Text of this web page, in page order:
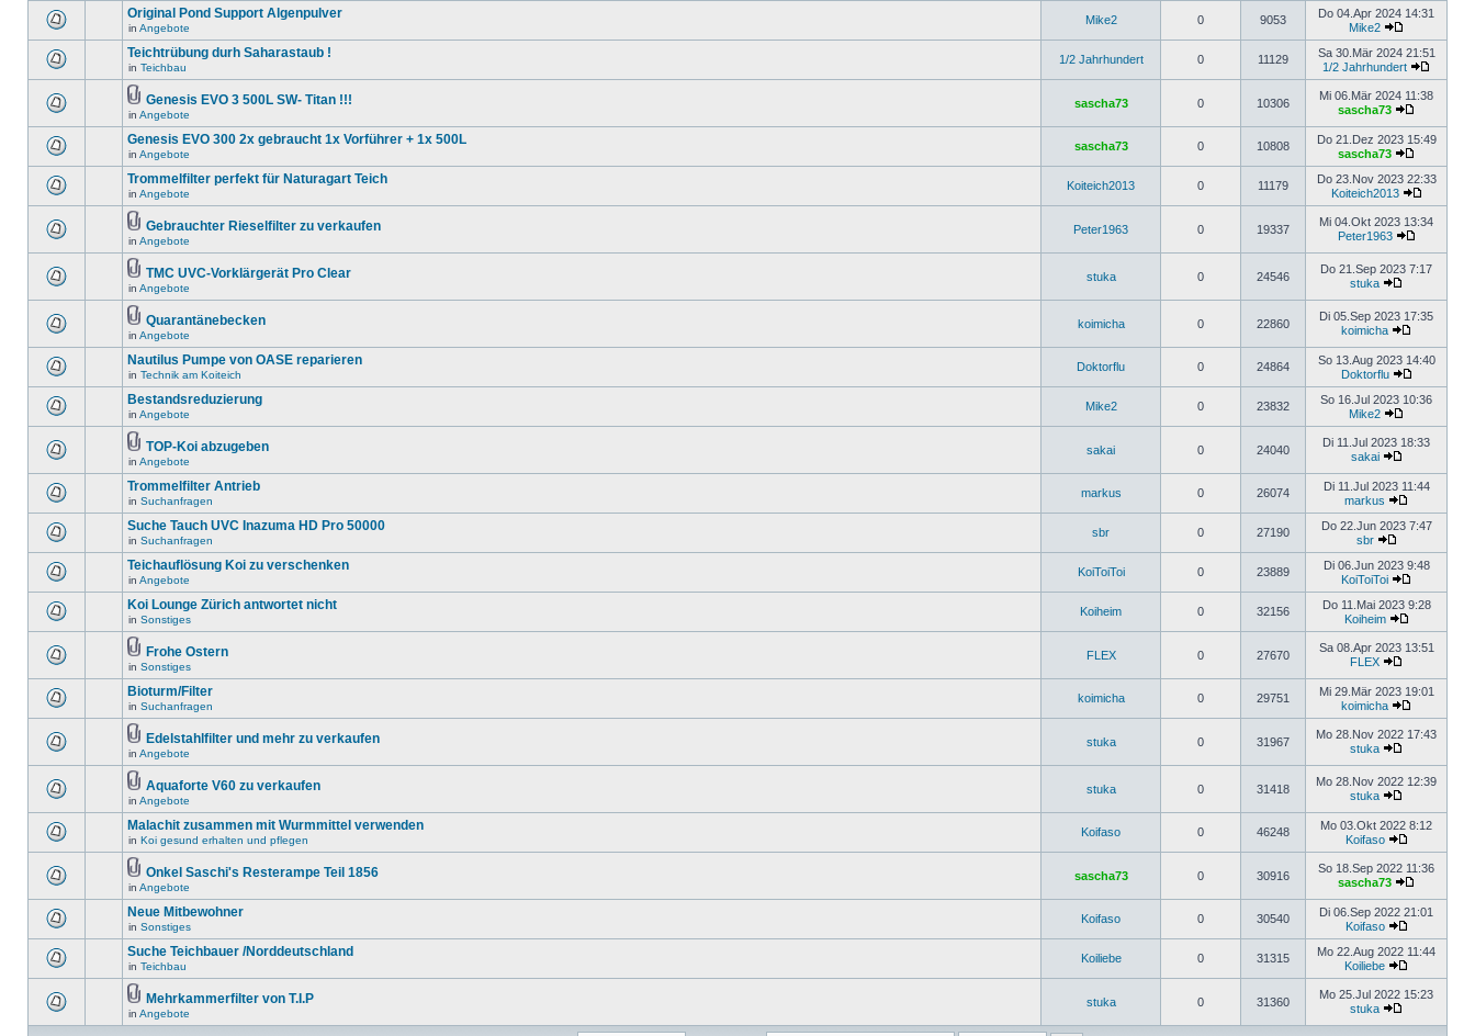
Original Pond Support Algenpulver
in Angebote
Mike2 0 9053
Do 04.Apr 2024 14:31
Mike2
Teichtrübung durh Saharastaub !
in Teichbau
1/2 Jahrhundert 0 11129
Sa 30.Mär 2024 21:51
1/2 Jahrhundert
Genesis EVO 3 500L SW- Titan !!!
in Angebote
sascha73 0 10306
Mi 06.Mär 2024 11:38
sascha73
Genesis EVO 300 2x gebraucht 1x Vorführer + 1x 500L
in Angebote
sascha73 0 10808
Do 21.Dez 2023 15:49
sascha73
Trommelfilter perfekt für Naturagart Teich
in Angebote
Koiteich2013 0 11179
Do 23.Nov 2023 22:33
Koiteich2013
Gebrauchter Rieselfilter zu verkaufen
in Angebote
Peter1963 0 19337
Mi 04.Okt 2023 13:34
Peter1963
TMC UVC-Vorklärgerät Pro Clear
in Angebote
stuka 0 24546
Do 21.Sep 2023 7:17
stuka
Quarantänebecken
in Angebote
koimicha 0 22860
Di 05.Sep 2023 17:35
koimicha
Nautilus Pumpe von OASE reparieren
in Technik am Koiteich
Doktorflu 0 24864
So 13.Aug 2023 14:40
Doktorflu
Bestandsreduzierung
in Angebote
Mike2 0 23832
So 16.Jul 2023 10:36
Mike2
TOP-Koi abzugeben
in Angebote
sakai 0 24040
Di 11.Jul 2023 18:33
sakai
Trommelfilter Antrieb
in Suchanfragen
markus 0 26074
Di 11.Jul 2023 11:44
markus
Suche Tauch UVC Inazuma HD Pro 50000
in Suchanfragen
sbr 0 27190
Do 22.Jun 2023 7:47
sbr
Teichauflösung Koi zu verschenken
in Angebote
KoiToiToi 0 23889
Di 06.Jun 2023 9:48
KoiToiToi
Koi Lounge Zürich antwortet nicht
in Sonstiges
Koiheim 0 32156
Do 11.Mai 2023 9:28
Koiheim
Frohe Ostern
in Sonstiges
FLEX 0 27670
Sa 08.Apr 2023 13:51
FLEX
Bioturm/Filter
in Suchanfragen
koimicha 0 29751
Mi 29.Mär 2023 19:01
koimicha
Edelstahlfilter und mehr zu verkaufen
in Angebote
stuka 0 31967
Mo 28.Nov 2022 17:43
stuka
Aquaforte V60 zu verkaufen
in Angebote
stuka 0 31418
Mo 28.Nov 2022 12:39
stuka
Malachit zusammen mit Wurmmittel verwenden
in Koi gesund erhalten und pflegen
Koifaso 0 46248
Mo 03.Okt 2022 8:12
Koifaso
Onkel Saschi's Resterampe Teil 1856
in Angebote
sascha73 0 30916
So 18.Sep 2022 11:36
sascha73
Neue Mitbewohner
in Sonstiges
Koifaso 0 30540
Di 06.Sep 2022 21:01
Koifaso
Suche Teichbauer /Norddeutschland
in Teichbau
Koiliebe 0 31315
Mo 22.Aug 2022 11:44
Koiliebe
Mehrkammerfilter von T.I.P
in Angebote
stuka 0 31360
Mo 25.Jul 2022 15:23
stuka